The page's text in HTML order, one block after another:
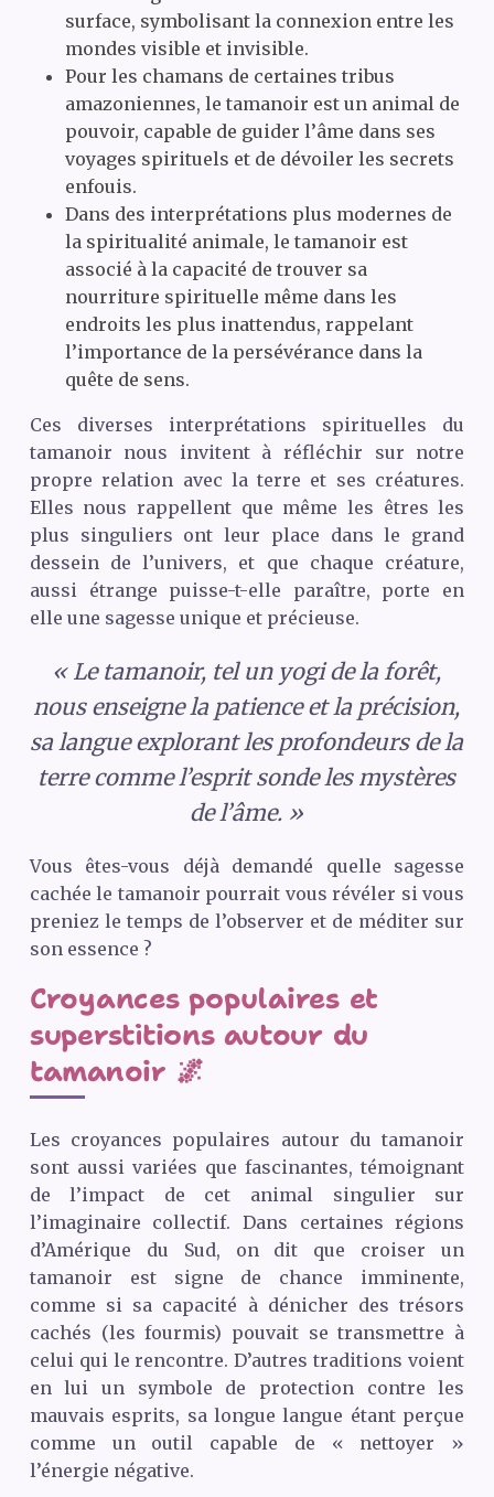
surface, symbolisant la connexion entre les
mondes visible et invisible.
Pour les chamans de certaines tribus
amazoniennes, le tamanoir est un animal de
pouvoir, capable de guider l’âme dans ses
voyages spirituels et de dévoiler les secrets
enfouis.
Dans des interprétations plus modernes de
la spiritualité animale, le tamanoir est
associé à la capacité de trouver sa
nourriture spirituelle même dans les
endroits les plus inattendus, rappelant
l’importance de la persévérance dans la
quête de sens.
Ces diverses interprétations spirituelles du
tamanoir nous invitent à réfléchir sur notre
propre relation avec la terre et ses créatures.
Elles nous rappellent que même les êtres les
plus singuliers ont leur place dans le grand
dessein de l’univers, et que chaque créature,
aussi étrange puisse-t-elle paraître, porte en
elle une sagesse unique et précieuse.
« Le tamanoir, tel un yogi de la forêt,
nous enseigne la patience et la précision,
sa langue explorant les profondeurs de la
terre comme l’esprit sonde les mystères
de l’âme. »
Vous êtes-vous déjà demandé quelle sagesse
cachée le tamanoir pourrait vous révéler si vous
preniez le temps de l’observer et de méditer sur
son essence ?
Croyances populaires et
superstitions autour du
tamanoir 🌌
Les croyances populaires autour du tamanoir
sont aussi variées que fascinantes, témoignant
de l’impact de cet animal singulier sur
l’imaginaire collectif. Dans certaines régions
d’Amérique du Sud, on dit que croiser un
tamanoir est signe de chance imminente,
comme si sa capacité à dénicher des trésors
cachés (les fourmis) pouvait se transmettre à
celui qui le rencontre. D’autres traditions voient
en lui un symbole de protection contre les
mauvais esprits, sa longue langue étant perçue
comme un outil capable de « nettoyer »
l’énergie négative.